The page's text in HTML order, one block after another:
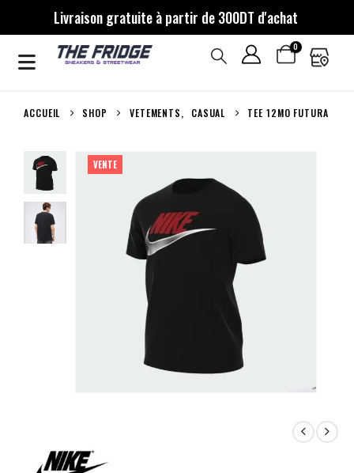
Livraison gratuite à partir de 300DT d'achat
0
ACCUEIL SHOP VETEMENTS, CASUAL TEE 12MO FUTURA
VENTE